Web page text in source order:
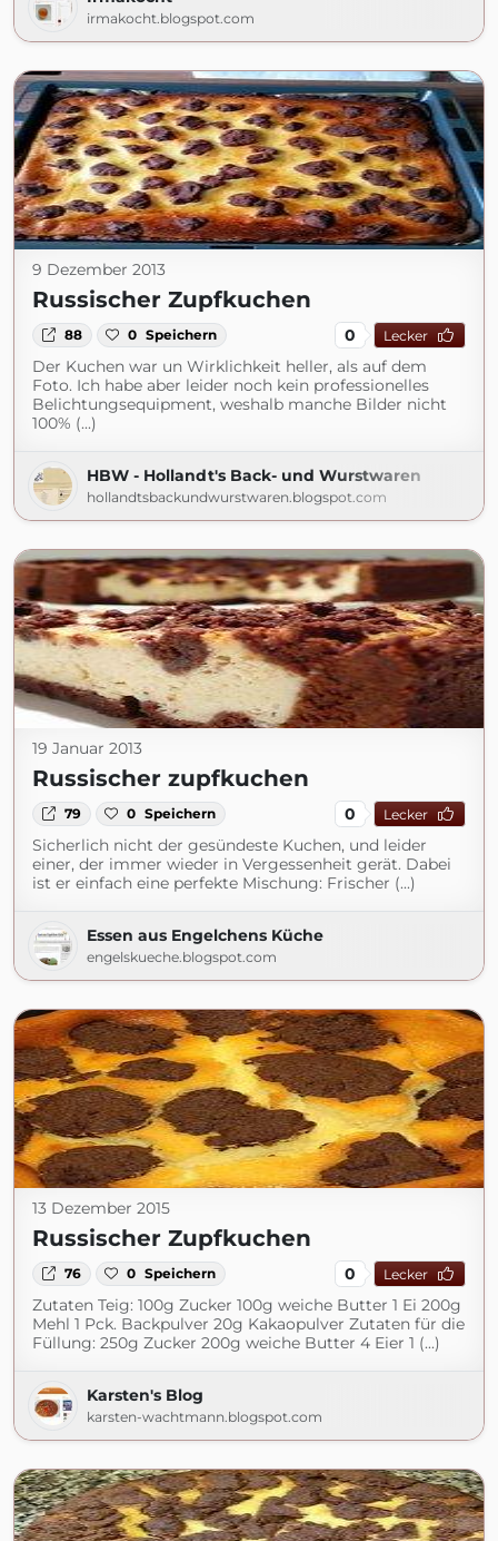
irmakocht.blogspot.com
9 Dezember 2013
Russischer Zupfkuchen
88 0 Speichern 0 Lecker
Der Kuchen war un Wirklichkeit heller, als auf dem
Foto. Ich habe aber leider noch kein professionelles
Belichtungsequipment, weshalb manche Bilder nicht
100% (...)
HBW - Hollandt's Back- und Wurstwaren
hollandtsbackundwurstwaren.blogspot.com
19 Januar 2013
Russischer zupfkuchen
79 0 Speichern 0 Lecker
Sicherlich nicht der gesündeste Kuchen, und leider
einer, der immer wieder in Vergessenheit gerät. Dabei
ist er einfach eine perfekte Mischung: Frischer (...)
Essen aus Engelchens Küche
engelskueche.blogspot.com
13 Dezember 2015
Russischer Zupfkuchen
76 0 Speichern 0 Lecker
Zutaten Teig: 100g Zucker 100g weiche Butter 1 Ei 200g
Mehl 1 Pck. Backpulver 20g Kakaopulver Zutaten für die
Füllung: 250g Zucker 200g weiche Butter 4 Eier 1 (...)
Karsten's Blog
karsten-wachtmann.blogspot.com